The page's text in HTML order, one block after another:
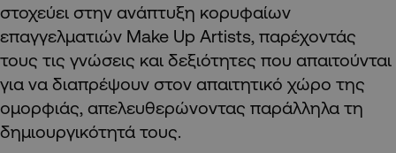
στοχεύει στην ανάπτυξη κορυφαίων
επαγγελματιών Make Up Artists, παρέχοντάς
τους τις γνώσεις και δεξιότητες που απαιτούνται
για να διαπρέψουν στον απαιτητικό χώρο της
ομορφιάς, απελευθερώνοντας παράλληλα τη
δημιουργικότητά τους.